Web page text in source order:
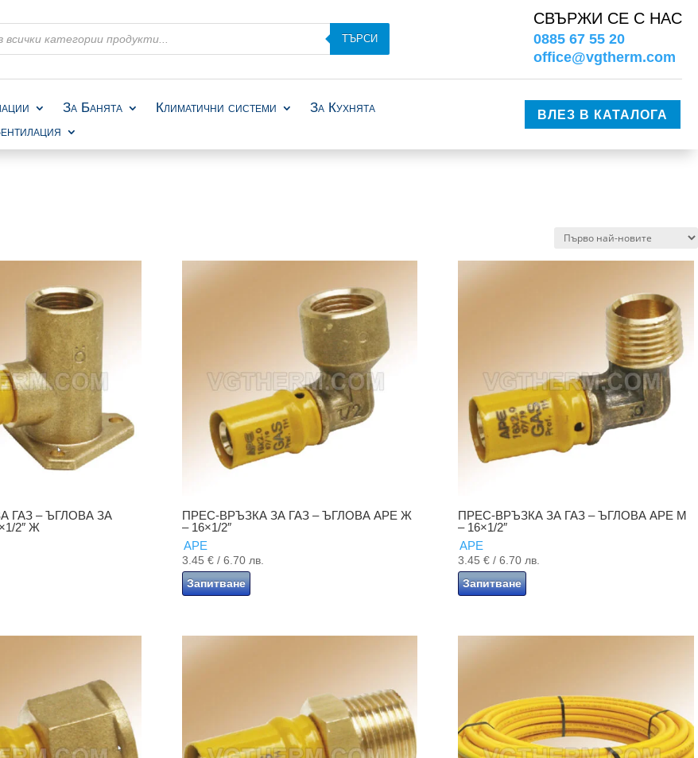
ТЪРСИ
СВЪРЖИ СЕ С НАС
0885 67 55 20
office@vgtherm.com
За Банята Климатични системи
За Кухнята
ВЛЕЗ В КАТАЛОГА
ГАЗ – ЪГЛОВА ЗА
2″ Ж
ПРЕС-ВРЪЗКА ЗА ГАЗ – ЪГЛОВА APE Ж
– 16×1/2″
APE
3.45 € / 6.70 лв.
Запитване
ПРЕС-ВРЪЗКА ЗА ГАЗ – ЪГЛОВА APE M
– 16×1/2″
APE
3.45€ / 6.70 лв.
Запитване